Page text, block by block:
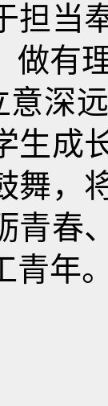
担当
做有
意深
生成
舞，
青春
青年